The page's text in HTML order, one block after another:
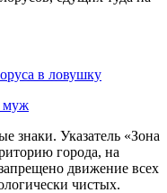
в ловушку
муж
знаки. Указатель «Зона
города, на
движение всех
чистых.